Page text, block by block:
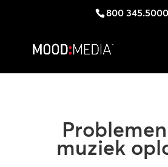
800 345.5000
muziek